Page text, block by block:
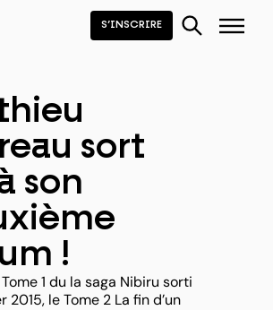
S’INSCRIRE
sort
son
!
1 du la saga Nibiru sorti
2015, le Tome 2 La fin d’un